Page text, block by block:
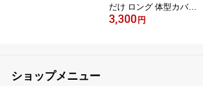
だけ ロング 体型カバー
M L LL 3L 長ズボン 水陸
3,300 円
ショップメニュー